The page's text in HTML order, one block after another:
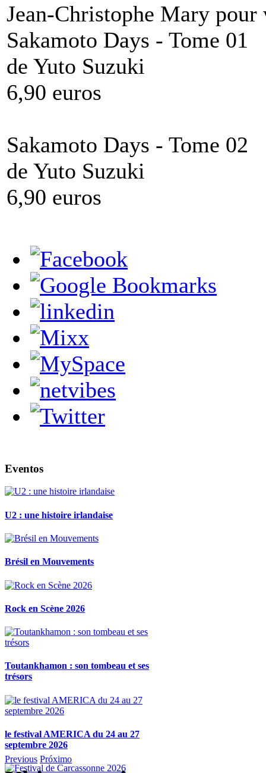
Jean-Christophe Mary
Sakamoto Days - Tome 01
de Yuto Suzuki
6,90 euros
Sakamoto Days - Tome 02
de Yuto Suzuki
6,90 euros
Eventos
U2 : une histoire irlandaise
Brésil en Mouvements
Rock en Scène 2026
Toutankhamon : son tombeau et ses
trésors
le festival AMERICA du 24 au 27
septembre 2026
Previous Próximo